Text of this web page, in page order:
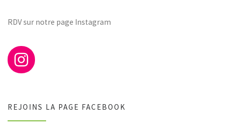
RDV sur notre page Instagram
REJOINS LA PAGE FACEBOOK